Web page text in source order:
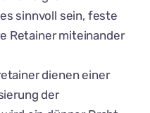
sinnvoll sein, feste
Retainer miteinander
dienen einer
der